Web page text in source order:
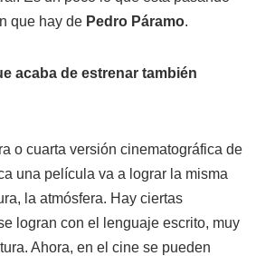
que hay de Pedro Páramo.
acaba de estrenar también
o cuarta versión cinematográfica de
una película va a lograr la misma
la atmósfera. Hay ciertas
logran con el lenguaje escrito, muy
Ahora, en el cine se pueden